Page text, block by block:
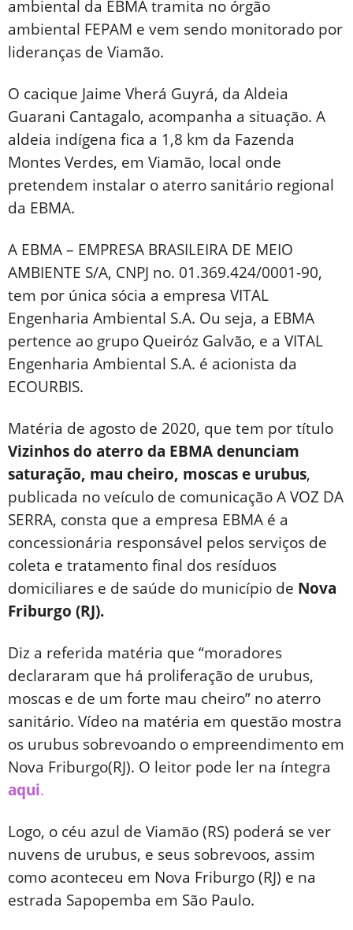
ambiental da EBMA tramita no órgão
ambiental FEPAM e vem sendo monitorado por
lideranças de Viamão.
O cacique Jaime Vherá Guyrá, da Aldeia
Guarani Cantagalo, acompanha a situação. A
aldeia indígena fica a 1,8 km da Fazenda
Montes Verdes, em Viamão, local onde
pretendem instalar o aterro sanitário regional
da EBMA.
A EBMA – EMPRESA BRASILEIRA DE MEIO
AMBIENTE S/A, CNPJ no. 01.369.424/0001-90,
tem por única sócia a empresa VITAL
Engenharia Ambiental S.A. Ou seja, a EBMA
pertence ao grupo Queiróz Galvão, e a VITAL
Engenharia Ambiental S.A. é acionista da
ECOURBIS.
Matéria de agosto de 2020, que tem por título
Vizinhos do aterro da EBMA denunciam
saturação, mau cheiro, moscas e urubus,
publicada no veículo de comunicação A VOZ DA
SERRA, consta que a empresa EBMA é a
concessionária responsável pelos serviços de
coleta e tratamento final dos resíduos
domiciliares e de saúde do município de Nova
Friburgo (RJ).
Diz a referida matéria que “moradores
declararam que há proliferação de urubus,
moscas e de um forte mau cheiro” no aterro
sanitário. Vídeo na matéria em questão mostra
os urubus sobrevoando o empreendimento em
Nova Friburgo(RJ). O leitor pode ler na íntegra
aqui.
Logo, o céu azul de Viamão (RS) poderá se ver
nuvens de urubus, e seus sobrevoos, assim
como aconteceu em Nova Friburgo (RJ) e na
estrada Sapopemba em São Paulo.